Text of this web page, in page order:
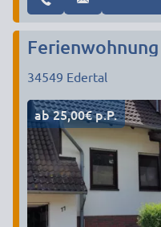
34549 Edertal
ab 25,00€ p.P.